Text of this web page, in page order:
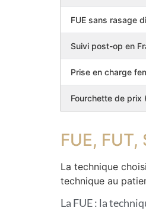
FUE sans rasage
Suivi post-op en
Prise en charge
Fourchette de prix
FUE, FUT,
La technique
technique au
La FUE : la